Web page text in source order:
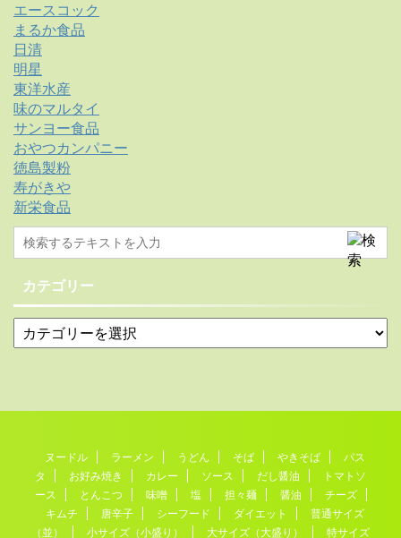
エースコック
まるか食品
日清
明星
東洋水産
味のマルタイ
サンヨー食品
おやつカンパニー
徳島製粉
寿がきや
新栄食品
カテゴリー
ヌードル ラーメン うどん そば やきそば
パス
タ
お好み焼き カレー ソース だし醤油
トマトソ
ース
とんこつ 味噌 塩 担々麺 醤油
チーズ
キムチ
唐辛子 シーフード ダイエット
普通サイズ
（並）
小サイズ（小盛り） 大サイズ（大盛り） 特サイズ